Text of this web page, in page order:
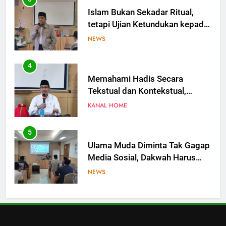
Islam Bukan Sekadar Ritual,
tetapi Ujian Ketundukan kepada
Allah
NEWS
4
Memahami Hadis Secara
Tekstual dan Kontekstual,
Jangan Saling Menyalahkan
KANAL HOME
5
Ulama Muda Diminta Tak Gagap
Media Sosial, Dakwah Harus
Hadir di Ruang Digital
NEWS
6